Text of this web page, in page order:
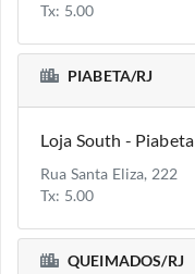
Tx: 5.00
PIABETA/RJ
Loja South - Piabeta
Rua Santa Eliza, 222
Tx: 5.00
QUEIMADOS/RJ